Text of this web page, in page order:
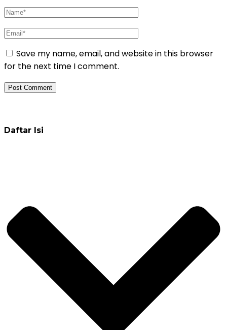
Save my name, email, and website in this browser
for the next time I comment.
Daftar Isi